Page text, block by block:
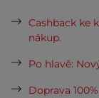
Cashback ke
nákup.
Po hlavě:
Doprava